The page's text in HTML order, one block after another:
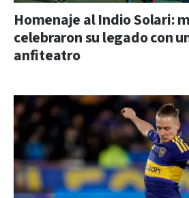
Homenaje al Indio Solari:
celebraron su legado con
anfiteatro